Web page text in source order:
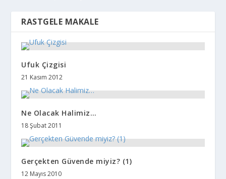
RASTGELE MAKALE
Ufuk Çizgisi
21 Kasım 2012
Ne Olacak Halimiz…
18 Şubat 2011
Gerçekten Güvende miyiz? (1)
12 Mayıs 2010